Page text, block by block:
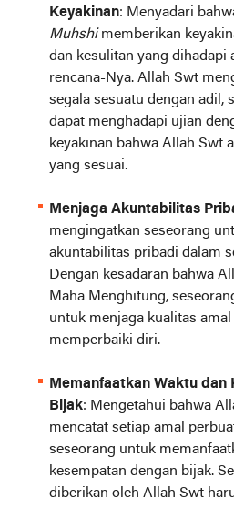
Keyakinan: Menyadari
Muhshimemberikan
dan kesulitan yang dihadapi
rencana-Nya. Allah Swt
segala sesuatu dengan adil,
dapat menghadapi ujian
keyakinan bahwa Allah Swt
yang sesuai.
Menjaga Akuntabilitas
mengingatkan seseorang
akuntabilitas pribadi dalam
Dengan kesadaran bahwa
Maha Menghitung,
untuk menjaga kualitas
memperbaiki diri.
Memanfaatkan Waktu dan
Bijak: Mengetahui bahwa
mencatat setiap amal
seseorang untuk
kesempatan dengan bijak.
diberikan oleh Allah Swt